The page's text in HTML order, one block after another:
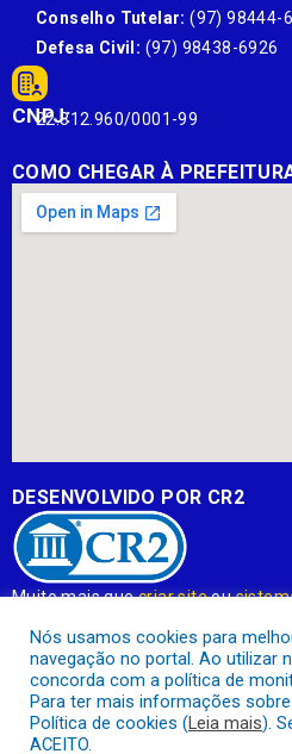
Conselho Tutelar: (97) 98444-
Defesa Civil: (97) 98438-6926
CNPJ:
22.812.960/0001-99
COMO CHEGAR À
DESENVOLVIDO POR CR2
Muito mais quecriar siteou
contrato que todas as exigências
públicaserão atendidas.
Conheça oPNTPe o Radar da
Nós usamos cookies para
navegação no portal. Ao utilizar
concorda com a política de
Para ter mais informações
Política de cookies (Leia mais).
ACEITO.